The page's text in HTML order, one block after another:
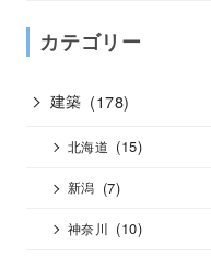
カテゴリー
建築 (178)
北海道 (15)
新潟 (7)
神奈川 (10)